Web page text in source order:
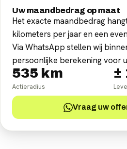
Uw maandbedrag op maat
Het exacte maandbedrag
kilometers per jaar en een
Via WhatsApp stellen wij
persoonlijke berekening voor
535 km
Actieradius
±
Vraag uw